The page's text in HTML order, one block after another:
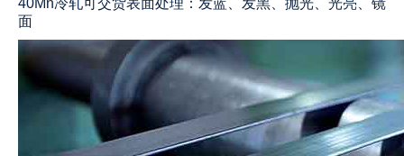
40Mn冷轧可交货表面处理：发蓝、发黑、抛光、光亮、镜
面